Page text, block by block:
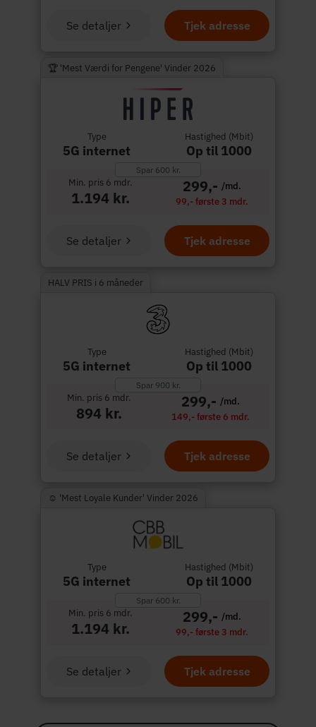
Tjek adresse
Se detaljer
🏆 'Mest Værdi for Pengene' Vinder 2026
Type
5G internet
Hastighed (Mbit)
Op til 1000
Spar 600 kr.
Min. pris 6 mdr.
1.194 kr.
299,- /md.
99,- første 3 mdr.
Tjek adresse
Se detaljer
HALV PRIS i 6 måneder
Type
5G internet
Hastighed (Mbit)
Op til 1000
Spar 900 kr.
Min. pris 6 mdr.
894 kr.
299,- /md.
149,- første 6 mdr.
Tjek adresse
Se detaljer
☺︎ 'Mest Loyale Kunder' Vinder 2026
Type
5G internet
Hastighed (Mbit)
Op til 1000
Spar 600 kr.
Min. pris 6 mdr.
1.194 kr.
299,- /md.
99,- første 3 mdr.
Tjek adresse
Se detaljer